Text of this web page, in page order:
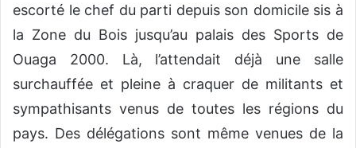
escorté le chef du parti depuis son domicile sis à
la Zone du Bois jusqu’au palais des Sports de
Ouaga 2000. Là, l’attendait déjà une salle
surchauffée et pleine à craquer de militants et
sympathisants venus de toutes les régions du
pays. Des délégations sont même venues de la